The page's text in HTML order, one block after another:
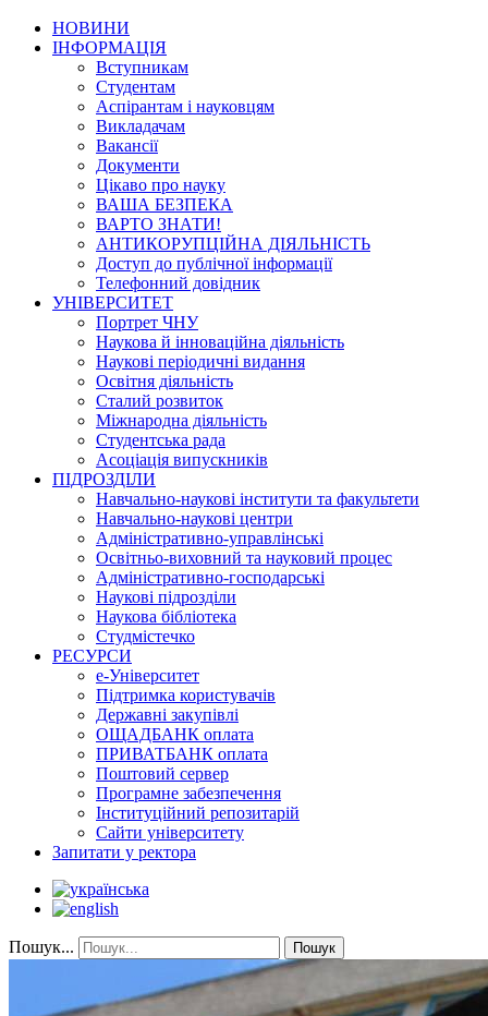
НОВИНИ
ІНФОРМАЦІЯ
Вступникам
Студентам
Аспірантам і науковцям
Викладачам
Вакансії
Документи
Цікаво про науку
ВАША БЕЗПЕКА
ВАРТО ЗНАТИ!
АНТИКОРУПЦІЙНА ДІЯЛЬНІСТЬ
Доступ до публічної інформації
Телефонний довідник
УНІВЕРСИТЕТ
Портрет ЧНУ
Наукова й інноваційна діяльність
Наукові періодичні видання
Освітня діяльність
Сталий розвиток
Міжнародна діяльність
Студентська рада
Асоціація випускників
ПІДРОЗДІЛИ
Навчально-наукові інститути та факультети
Навчально-наукові центри
Адміністративно-управлінські
Освітньо-виховний та науковий процес
Адміністративно-господарські
Наукові підрозділи
Наукова бібліотека
Студмістечко
РЕСУРСИ
е-Університет
Підтримка користувачів
Державні закупівлі
ОЩАДБАНК оплата
ПРИВАТБАНК оплата
Поштовий сервер
Програмне забезпечення
Інституційний репозитарій
Сайти університету
Запитати у ректора
Пошук... Пошук